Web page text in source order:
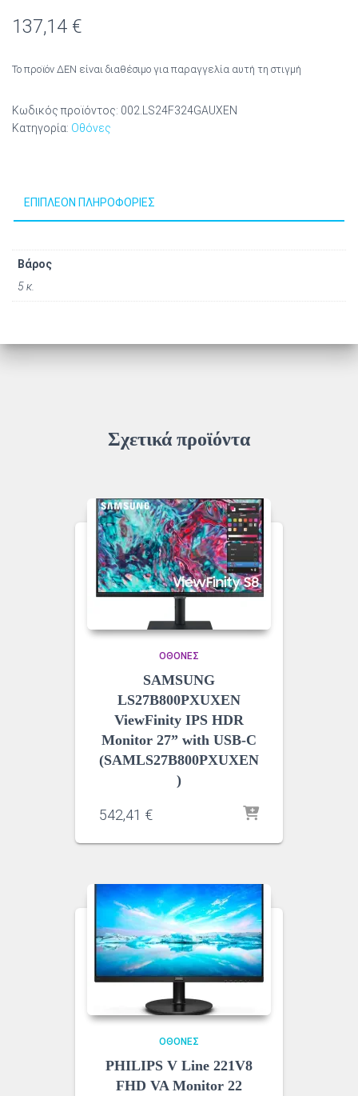
137,14 €
Το προϊόν ΔΕΝ είναι διαθέσιμο για παραγγελία αυτή τη στιγμή
Κωδικός προϊόντος: 002.LS24F324GAUXEN
Κατηγορία: Οθόνες
ΕΠΙΠΛΈΟΝ ΠΛΗΡΟΦΟΡΊΕΣ
Βάρος
5 κ.
Σχετικά προϊόντα
ΟΘΌΝΕΣ
SAMSUNG
LS27B800PXUXEN
ViewFinity IPS HDR
Monitor 27” with USB-C
(SAMLS27B800PXUXEN
)
542,41 €
ΟΘΌΝΕΣ
PHILIPS V Line 221V8
FHD VA Monitor 22